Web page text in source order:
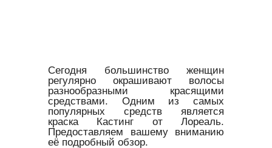
Сегодня большинство женщин
регулярно окрашивают волосы
разнообразными красящими
средствами. Одним из самых
популярных средств является
краска Кастинг от Лореаль.
Предоставляем вашему вниманию
её подробный обзор.